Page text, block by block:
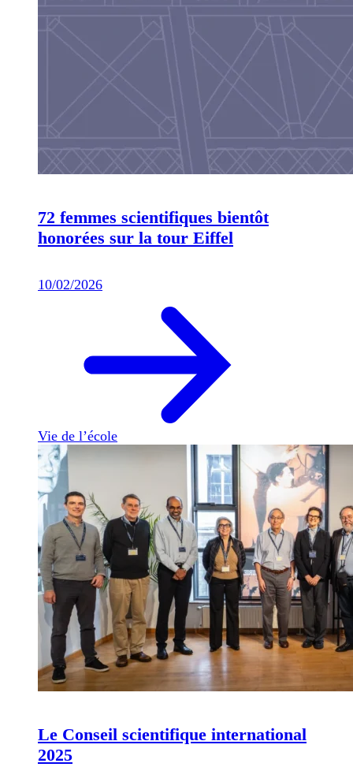
72 femmes scientifiques bientôt
honorées sur la tour Eiffel
10/02/2026
Vie de l’école
Le Conseil scientifique international
2025